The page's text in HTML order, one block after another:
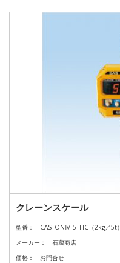
クレーンスケール
型番：
CASTONⅣ 5THC（2kg／5t）
メーカー：
石蔵商店
価格：
お問合せ